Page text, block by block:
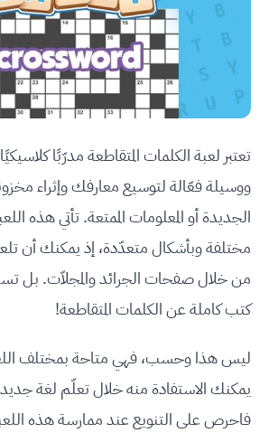
تعتبر لعبة الكلمات المتقاطعة مدرّبًا
ووسيلة فعّالة لتوسيع معارفك وإثراء
الجديدة أو المعلومات الممتعة. تأتي هذه
مختلفة وبأشكال متعدّدة، إذ يمكنك أن
من خلال صفحات الجرائد والمجلاّت. بل
كتب كاملة عن الكلمات المتقاطعة!
ليس هذا وحسب، فهي متاحة بمختلف
يمكنك الاستفادة منه خلال تعلّم لغة
فاحرص على التنويع عند ممارسة هذه